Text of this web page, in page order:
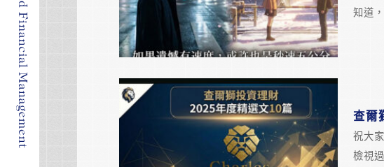
知道
查爾
祝大
檢視